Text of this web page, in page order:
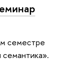
семестре